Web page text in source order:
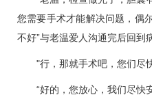
您需要手术才能解决问题，偶
不好”与老温爱人沟通完后回到
"行，那就手术吧，您们尽
“好的，您放心，我们尽快